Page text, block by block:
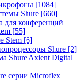
[1084]
Shure [660]
для конференций
[55]
Stem [6]
Shure [2]
Shure Axient Digital
серии Microflex